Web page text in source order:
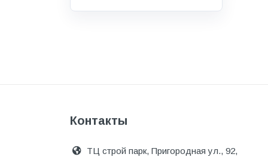
ДПК
Дренажные системы
Контакты
ТЦ строй парк, Пригородная ул., 92,